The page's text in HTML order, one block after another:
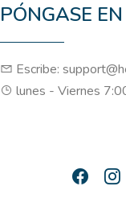
PÓNGASE
Escribe:
lunes - Viernes